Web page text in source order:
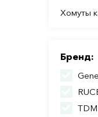
Хомуты
Бренд: